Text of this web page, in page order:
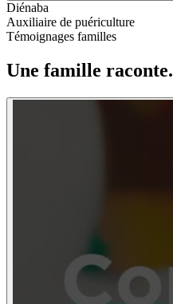
Diénaba
Auxiliaire de puériculture
Témoignages familles
Une famille raconte.